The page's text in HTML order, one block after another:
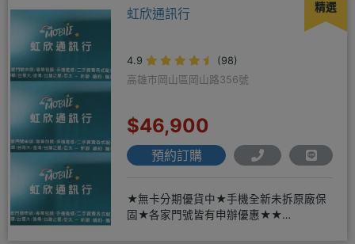
精選
虹欣通訊行
4.9
(98)
高雄市岡山區岡山路356號
$46,900
預約訂購
★無卡分期優貨中★手機全新未拆原廠保
固★各家門號皆有申辦優惠★★